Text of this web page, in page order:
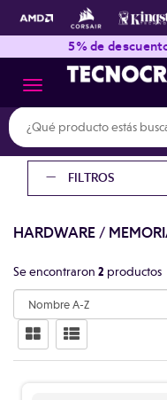
Toggle navigation
5% de
FILTROS
HARDWARE/
Se encontraron 2 productos